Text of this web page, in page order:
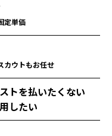
定単価
カウトもお任せ
トを払いたくない
したい